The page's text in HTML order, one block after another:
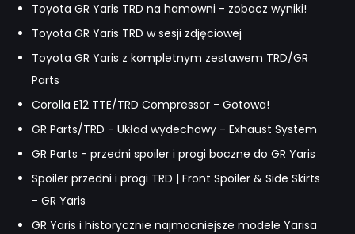
Toyota GR Yaris TRD na hamowni - zobacz wyniki!
Toyota GR Yaris TRD w sesji zdjęciowej
Toyota GR Yaris z kompletnym zestawem TRD/GR
Parts
Corolla E12 TTE/TRD Compressor - Gotowa!
GR Parts/TRD - Układ wydechowy - Exhaust System
GR Parts - przedni spoiler i progi boczne do GR Yaris
Spoiler przedni i progi TRD | Front Spoiler & Side Skirts
- GR Yaris
GR Yaris i historycznie najmocniejsze modele Yarisa